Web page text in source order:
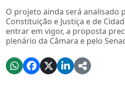
O projeto ainda será analisado
Constituição e Justiça e de
entrar em vigor, a proposta
plenário da Câmara e pelo